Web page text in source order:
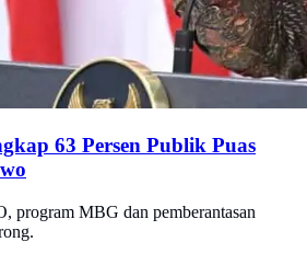
63 Persen Publik Puas
program MBG dan pemberantasan